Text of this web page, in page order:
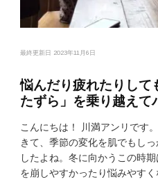
最終更新日 2023年11月6日
悩んだり疲れたりして
たずら」を乗り越えて
こんにちは！ 川満アンリです
きて、季節の変化を肌でもし
したよね。冬に向かうこの時
を崩しやすかったり悩みやす